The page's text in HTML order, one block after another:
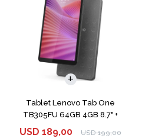
Tablet Lenovo Tab One
TB305FU 64GB 4GB 8.7" +
USD 189,00 USD 199,00